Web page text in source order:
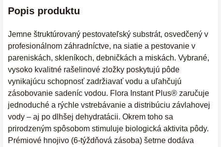
Popis produktu
Jemne štruktúrovaný pestovateľský substrát, osvedčený v
profesionálnom záhradníctve, na siatie a pestovanie v
pareniskách, skleníkoch, debničkách a miskách. Vybrané,
vysoko kvalitné rašelinové zložky poskytujú pôde
vynikajúcu schopnosť zadržiavať vodu a uľahčujú
zásobovanie sadeníc vodou. Flora Instant Plus® zaručuje
jednoduché a rýchle vstrebávanie a distribúciu závlahovej
vody – aj po dlhšej dehydratácii. Okrem toho sa
prirodzeným spôsobom stimuluje biologická aktivita pôdy.
Prémiové hnojivo (6-týždňová zásoba) šetrne dodáva